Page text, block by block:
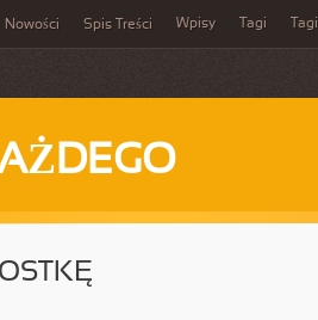
Nowości Spis Treści Wpisy Tagi Tagi